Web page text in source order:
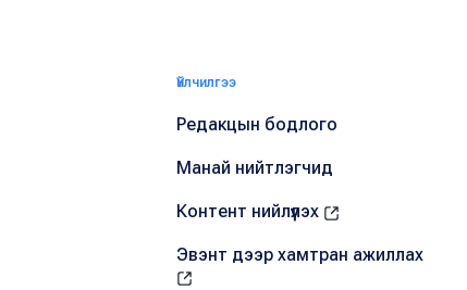
Үйлчилгээ
Редакцын бодлого
Манай нийтлэгчид
Контент нийлүүлэх
Эвэнт дээр хамтран ажиллах